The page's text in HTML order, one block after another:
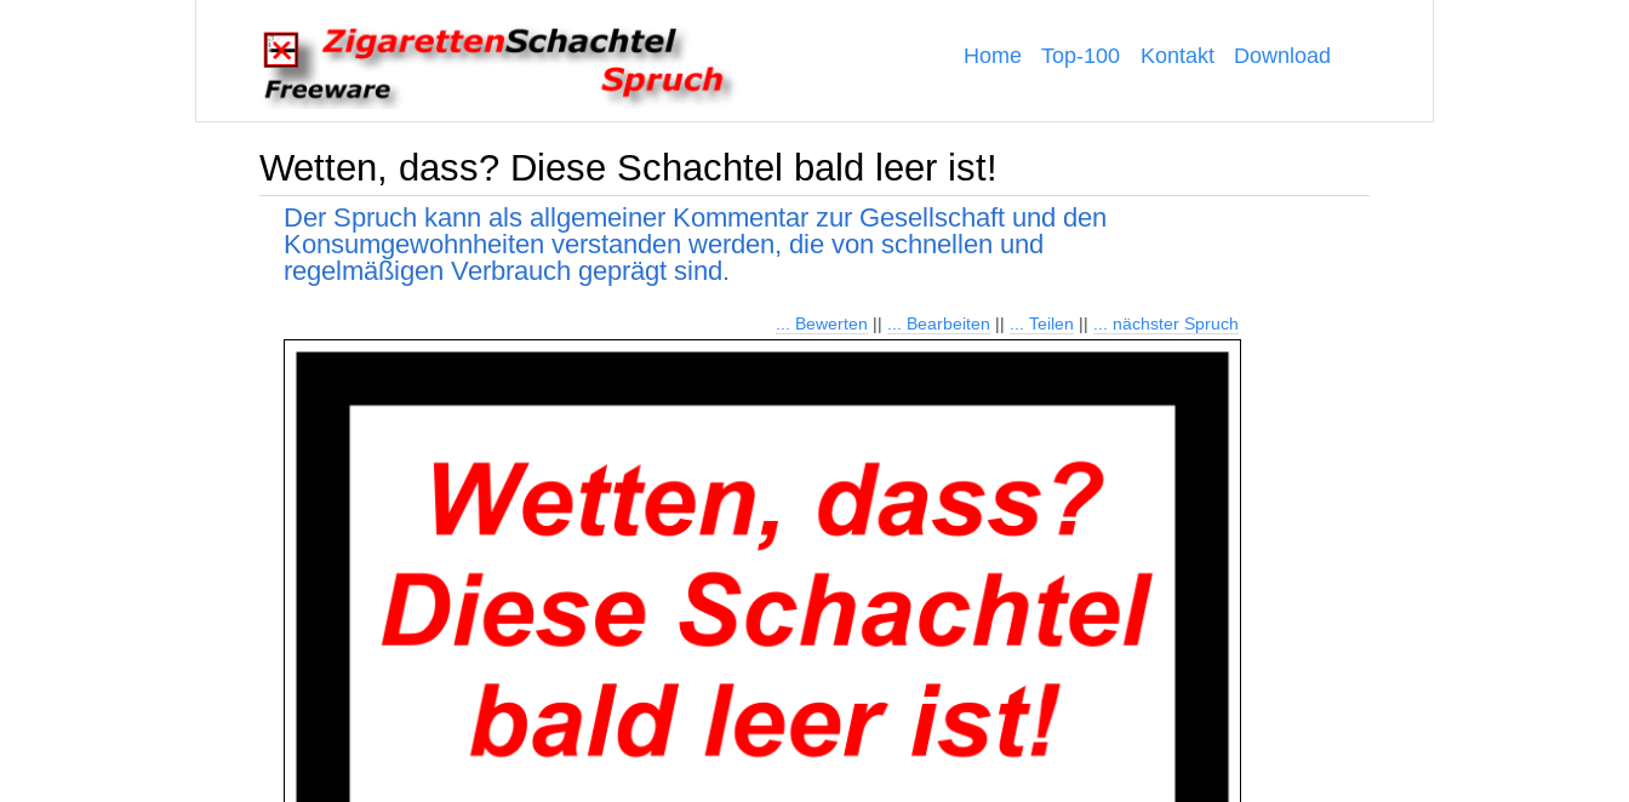
Home Top-100 Kontakt Download
Wetten, dass? Diese Schachtel bald leer ist!
Der Spruch kann als allgemeiner Kommentar zur Gesellschaft und den
Konsumgewohnheiten verstanden werden, die von schnellen und
regelmäßigen Verbrauch geprägt sind.
... Bewerten || ... Bearbeiten || ... Teilen || ... nächster Spruch